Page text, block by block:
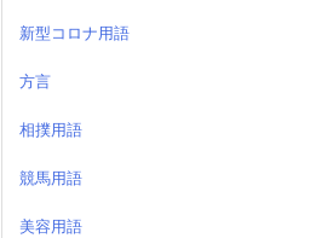
新型コロナ用語
方言
相撲用語
競馬用語
美容用語